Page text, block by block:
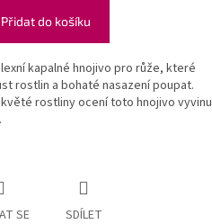
Přidat do košíku
kapalné hnojivo pro růže, které
rostlin a bohaté nasazení poupat.
rostliny ocení toto hnojivo
SE SDÍLET